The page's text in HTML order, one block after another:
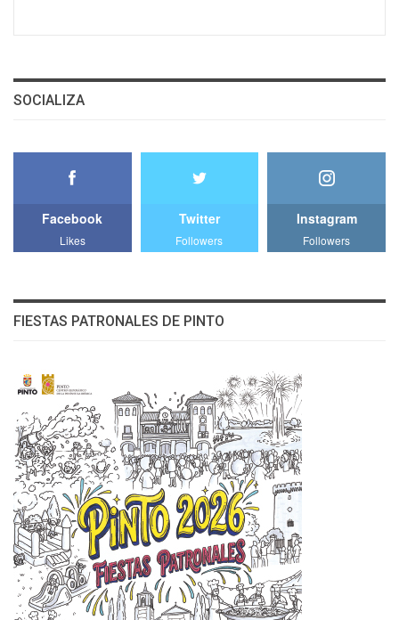
SOCIALIZA
Facebook
Likes
Twitter
Followers
Instagram
Followers
FIESTAS PATRONALES DE PINTO